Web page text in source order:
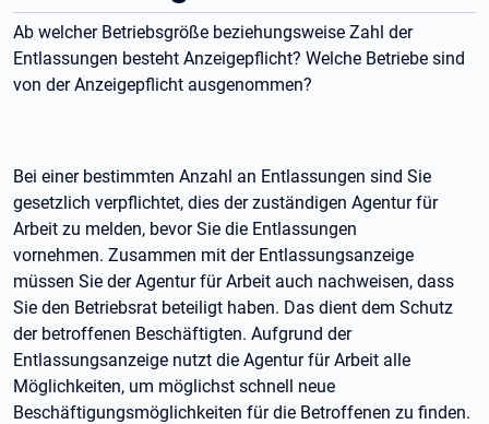
Ab welcher Betriebsgröße beziehungsweise Zahl der
Entlassungen besteht Anzeigepflicht? Welche Betriebe sind
von der Anzeigepflicht ausgenommen?
Bei einer bestimmten Anzahl an Entlassungen sind Sie
gesetzlich verpflichtet, dies der zuständigen Agentur für
Arbeit zu melden, bevor Sie die Entlassungen
vornehmen. Zusammen mit der Entlassungsanzeige
müssen Sie der Agentur für Arbeit auch nachweisen, dass
Sie den Betriebsrat beteiligt haben. Das dient dem Schutz
der betroffenen Beschäftigten. Aufgrund der
Entlassungsanzeige nutzt die Agentur für Arbeit alle
Möglichkeiten, um möglichst schnell neue
Beschäftigungsmöglichkeiten für die Betroffenen zu finden.